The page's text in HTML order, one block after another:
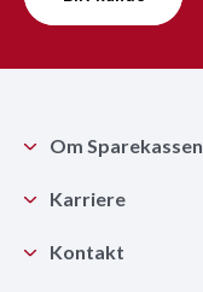
Om Sparekassen
Karriere
Kontakt